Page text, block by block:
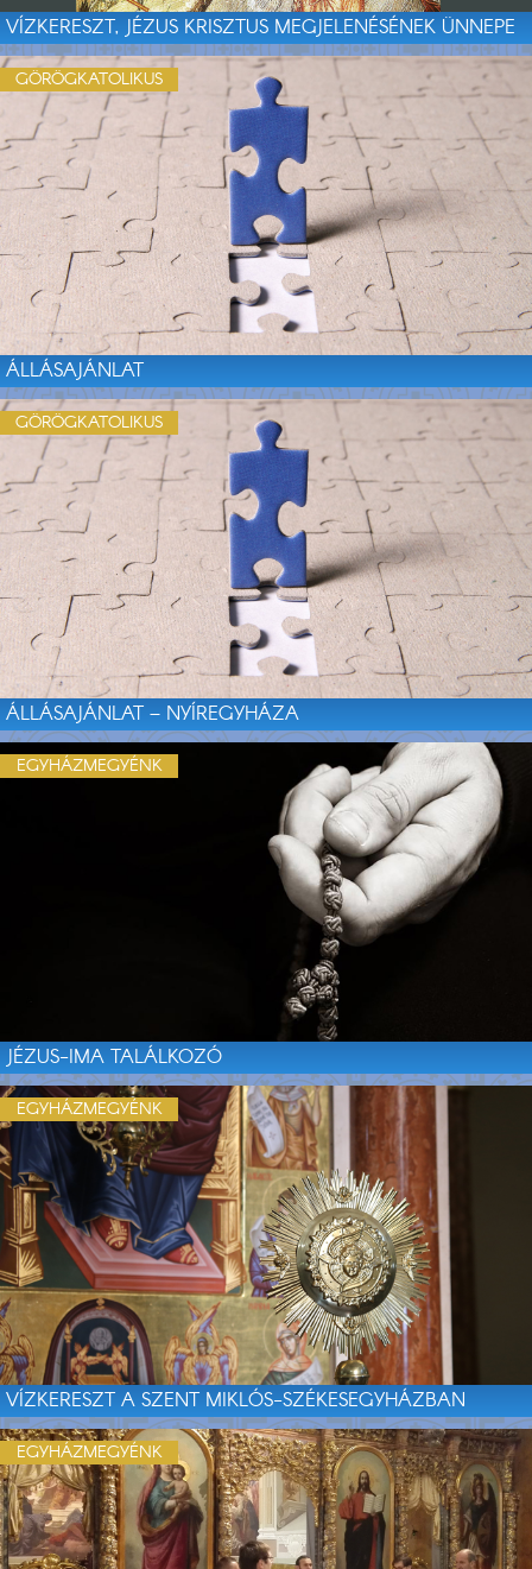
VÍZKERESZT, JÉZUS KRISZTUS MEGJELENÉSÉNEK ÜNNEPE
ÁLLÁSAJÁNLAT
GÖRÖGKATOLIKUS
ÁLLÁSAJÁNLAT – NYÍREGYHÁZA
GÖRÖGKATOLIKUS
JÉZUS-IMA TALÁLKOZÓ
EGYHÁZMEGYÉNK
VÍZKERESZT A SZENT MIKLÓS-SZÉKESEGYHÁZBAN
EGYHÁZMEGYÉNK
EGYHÁZMEGYÉNK